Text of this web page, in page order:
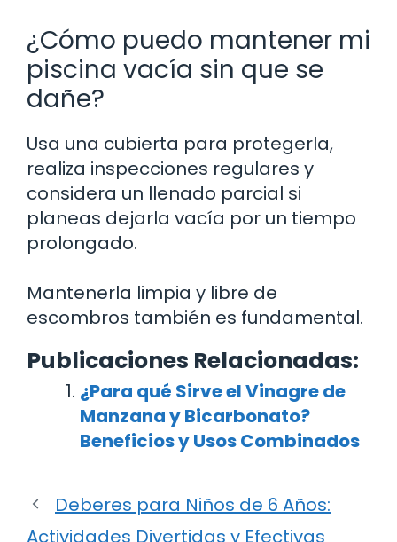
¿Cómo puedo mantener mi
piscina vacía sin que se
dañe?
Usa una cubierta para protegerla,
realiza inspecciones regulares y
considera un llenado parcial si
planeas dejarla vacía por un tiempo
prolongado.
Mantenerla limpia y libre de
escombros también es fundamental.
Publicaciones Relacionadas:
¿Para qué Sirve el Vinagre de
Manzana y Bicarbonato?
Beneficios y Usos Combinados
Deberes para Niños de 6 Años:
Actividades Divertidas y Efectivas